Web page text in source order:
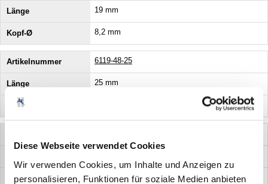
Diese Webseite verwendet Cookies
Wir verwenden Cookies, um Inhalte und Anzeigen zu
personalisieren, Funktionen für soziale Medien anbieten
19 mm
8,2 mm
6119-48-25
25 mm
8,2 mm